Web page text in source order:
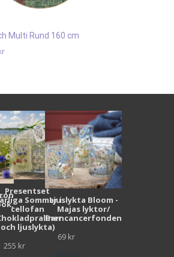
Multi Rund 160 cm
1 583kr
Läs mera & köp
Presentset
Sommar i
cellofan
och ljuslykta)
255 kr
Ljuslykta Bloom -
Majas lyktor/
Barncancerfonden
69 kr